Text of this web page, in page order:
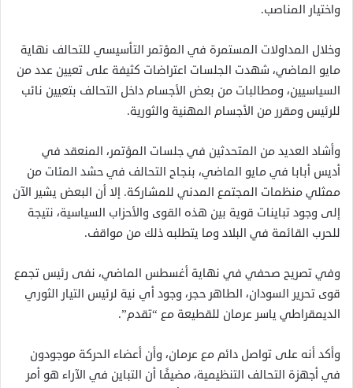
واختيار المناصب.
وخلال المداولات المستمرة في المؤتمر التأسيسي للتحالف نهاية
مايو الماضي، شهدت الجلسات اعتراضات كثيفة على تعيين عدد من
السياسيين، ومطالبات من بعض الأجسام داخل التحالف بتعيين نائب
للرئيس ومقرر من الأجسام المهنية والثورية.
وأشاد العديد من المتحدثين في جلسات المؤتمر، المنعقد في
أديس أبابا في مايو الماضي، بنجاح التحالف في حشد المئات من
ممثلي منظمات المجتمع المدني للمشاركة. إلا أن البعض يشير الآن
إلى وجود تباينات قوية بين هذه القوى والأحزاب السياسية، نتيجة
للحرب القائمة في البلاد وما يتطلبه ذلك من مواقف.
وفي تصريح صحفي في نهاية أغسطس الماضي، نفى رئيس تجمع
قوى تحرير السودان، الطاهر حجر، وجود أي نية لرئيس التيار الثوري
الديمقراطي ياسر عرمان للقطيعة مع “تقدم”.
وأكد أنه على تواصل دائم مع عرمان، وأن أعضاء الحركة موجودون
في أجهزة التحالف التنظيمية، مضيفًا أن التباين في الآراء هو أمر